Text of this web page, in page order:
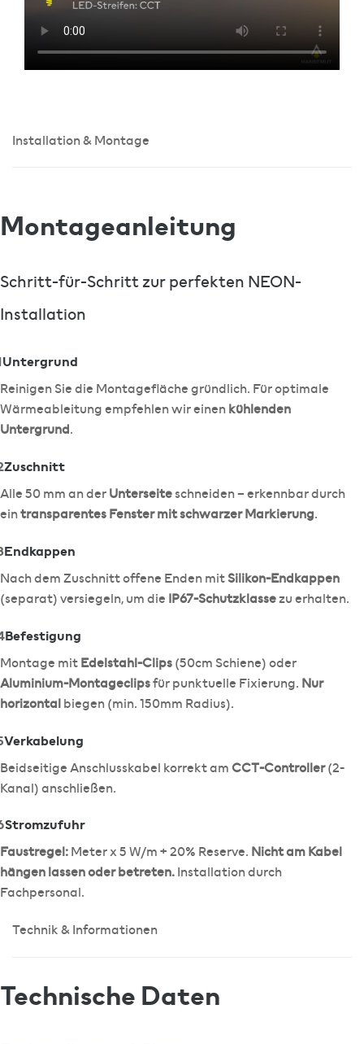
Installation & Montage
Montageanleitung
Schritt-für-Schritt zur perfekten NEON-
Installation
Untergrund
Reinigen Sie die Montagefläche gründlich. Für optimale
Wärmeableitung empfehlen wir einen kühlenden
Untergrund.
Zuschnitt
Alle 50 mm an derUnterseiteschneiden – erkennbar durch
eintransparentes Fenster mit schwarzer Markierung.
Endkappen
Nach dem Zuschnitt offene Enden mitSilikon-Endkappen
(separat) versiegeln, um die IP67-Schutzklassezu erhalten.
Befestigung
Montage mitEdelstahl-Clips(50cm Schiene) oder
Aluminium-Montageclipsfür punktuelle Fixierung. Nur
horizontalbiegen (min. 150mm Radius).
Verkabelung
Beidseitige Anschlusskabel korrekt am CCT-Controller(2-
Kanal) anschließen.
Stromzufuhr
Faustregel:Meter x 5 W/m + 20% Reserve. Nicht am Kabel
hängen lassen oder betreten.Installation durch
Fachpersonal.
Technik & Informationen
Technische Daten